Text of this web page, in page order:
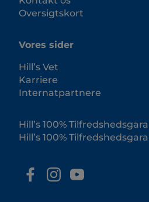
Oversigtskort
Vores sider
Hill’s Vet
Karriere
Internatpartnere
Hill’s 100%
Hill’s 100%